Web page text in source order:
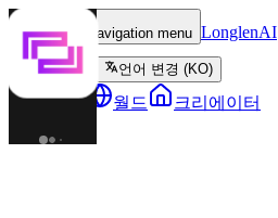
Toggle navigation menu LonglenAI
언어 변경 (KO)
캐릭터 월드 크리에이터